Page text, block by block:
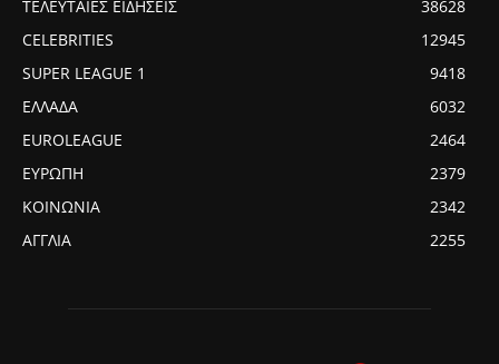
ΤΕΛΕΥΤΑΙΕΣ ΕΙΔΗΣΕΙΣ
38628
CELEBRITIES
12945
SUPER LEAGUE 1
9418
ΕΛΛΑΔΑ
6032
EUROLEAGUE
2464
ΕΥΡΩΠΗ
2379
ΚΟΙΝΩΝΙΑ
2342
ΑΓΓΛΙΑ
2255